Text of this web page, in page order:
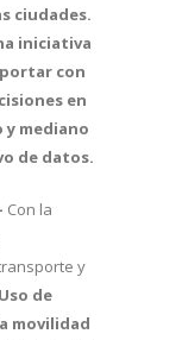
ciudades.
iniciativa
con
en
mediano
de datos.
Con la
y
de
movilidad